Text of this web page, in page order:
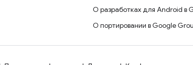
О разработках для Android в
О портировании в Google